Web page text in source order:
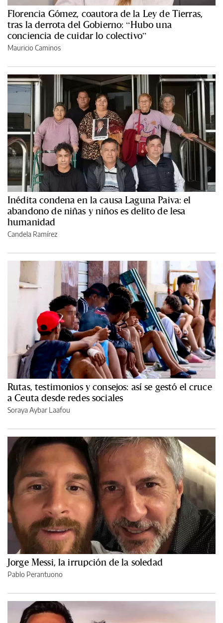
Florencia Gómez, coautora de la Ley de Tierras,
tras la derrota del Gobierno: “Hubo una
conciencia de cuidar lo colectivo”
Mauricio Caminos
Inédita condena en la causa Laguna Paiva: el
abandono de niñas y niños es delito de lesa
humanidad
Candela Ramírez
Rutas, testimonios y consejos: así se gestó el cruce
a Ceuta desde redes sociales
Soraya Aybar Laafou
Jorge Messi, la irrupción de la soledad
Pablo Perantuono